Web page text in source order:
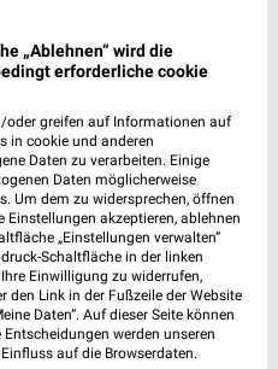
Prospekt für
15.08.
ist!
BLÄTTERN
„Ablehnen“ wird die
erforderliche cookie
oder greifen auf Informationen auf
in cookie und anderen
Daten zu verarbeiten. Einige
Daten möglicherweise
Um dem zu widersprechen, öffnen
Einstellungen akzeptieren, ablehnen
„Einstellungen verwalten“
Schaltfläche in der linken
Einwilligung zu widerrufen,
den Link in der Fußzeile der Website
Daten“. Auf dieser Seite können
werden unseren
auf die Browserdaten.